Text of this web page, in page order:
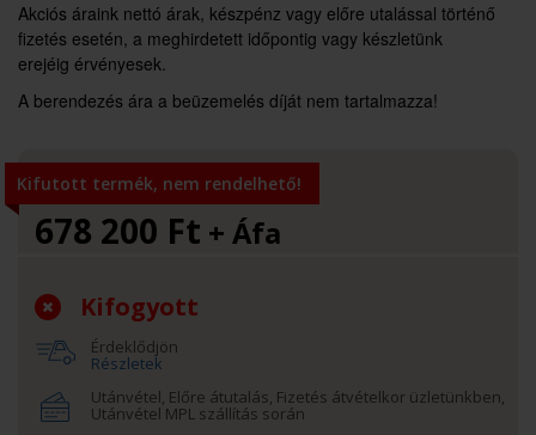
Akciós áraink nettó árak, készpénz vagy előre utalással történő
fizetés esetén, a meghirdetett időpontig vagy készletünk
erejéig érvényesek.
A berendezés ára a beüzemelés díját nem tartalmazza!
Kifutott termék, nem rendelhető!
678 200 Ft + Áfa
Kifogyott
Érdeklődjön
Részletek
Utánvétel, Előre átutalás, Fizetés átvételkor üzletünkben,
Utánvétel MPL szállítás során